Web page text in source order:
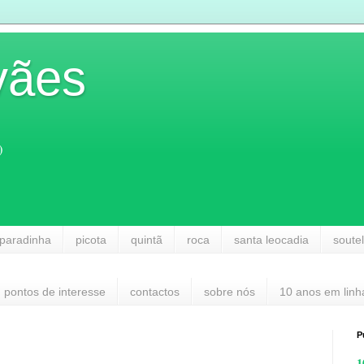
picota quintã roca santa leocadia
pontos de interesse contactos sobre nós 10 anos em